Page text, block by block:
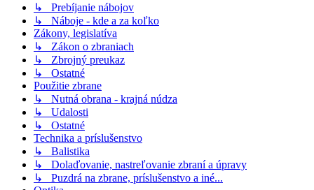
↳ Prebíjanie nábojov
↳ Náboje - kde a za koľko
Zákony, legislatíva
↳ Zákon o zbraniach
↳ Zbrojný preukaz
↳ Ostatné
Použitie zbrane
↳ Nutná obrana - krajná núdza
↳ Udalosti
↳ Ostatné
Technika a príslušenstvo
↳ Balistika
↳ Dolaďovanie, nastreľovanie zbraní a úpravy
↳ Puzdrá na zbrane, príslušenstvo a iné...